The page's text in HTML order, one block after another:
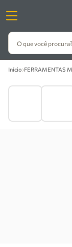
O que você
Início›FERRAMENTAS